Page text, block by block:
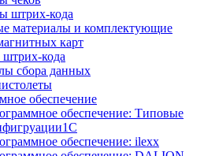
штрих-кода
материалы и комплектующие
карт
кода
сбора данных
обеспечение
обеспечение: Типовые
обеспечение: ilexx